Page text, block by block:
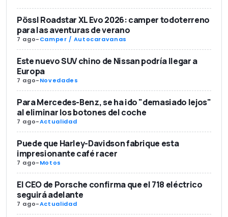
Pössl Roadstar XL Evo 2026: camper todoterreno
para las aventuras de verano
7 ago-Camper / Autocaravanas
Este nuevo SUV chino de Nissan podría llegar a
Europa
7 ago-Novedades
Para Mercedes-Benz, se ha ido "demasiado lejos"
al eliminar los botones del coche
7 ago-Actualidad
Puede que Harley-Davidson fabrique esta
impresionante café racer
7 ago-Motos
El CEO de Porsche confirma que el 718 eléctrico
seguirá adelante
7 ago-Actualidad